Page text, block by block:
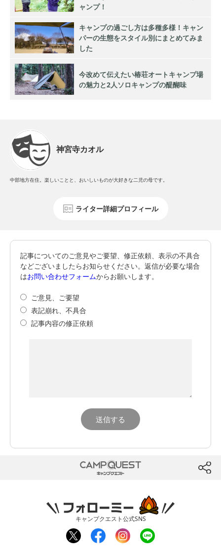
ャンプ！
キャンプの過ごし方は多種多様！キャン
パーの生態をスタイル別にまとめてみま
した
今改めて伝えたい椿荘オートキャンプ場
の魅力と2人ソロキャンプの醍醐味
神宮寺カオル
中部地方在住。楽しいことと、おいしいものが大好きな二児の母です。
ライター詳細プロフィール
記事についてのご意見やご要望、修正依頼、表示の不具合
などございましたらお知らせください。返信が必要な場合
はお問い合わせフォームからお願いします。
ご意見、ご要望
表記崩れ、不具合
記事内容の修正依頼
btn
CAMP QUEST
フォローミー
キャンプクエスト公式SNS
twit
ter
fac
ebo
inst
agr
line